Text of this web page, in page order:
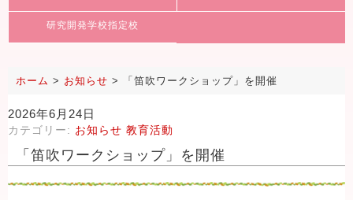
研究開発学校指定校
ホーム > お知らせ > 「笛吹ワークショップ」を開催
2026年6月24日
カテゴリー: お知らせ 教育活動
「笛吹ワークショップ」を開催